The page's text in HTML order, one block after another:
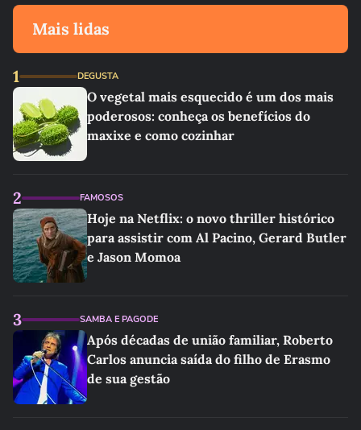
Mais lidas
1 DEGUSTA
O vegetal mais esquecido é um dos mais
poderosos: conheça os benefícios do
maxixe e como cozinhar
2 FAMOSOS
Hoje na Netflix: o novo thriller histórico
para assistir com Al Pacino, Gerard Butler
e Jason Momoa
3 SAMBA E PAGODE
Após décadas de união familiar, Roberto
Carlos anuncia saída do filho de Erasmo
de sua gestão